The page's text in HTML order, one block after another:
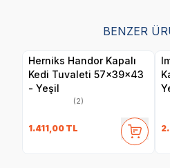
BENZER
Herniks Handor Kapalı
Kedi Tuvaleti 57x39x43
- Yeşil
(2)
1.411,00 TL